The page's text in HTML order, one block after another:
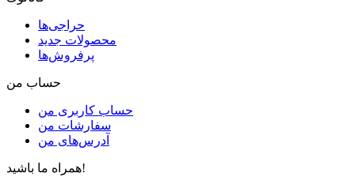
حراجی‌ها
محصولات جدید
پرفروش‌ها
حساب من
حساب کاربری من
سفارشات من
آدرس‌های من
همراه ما باشید!